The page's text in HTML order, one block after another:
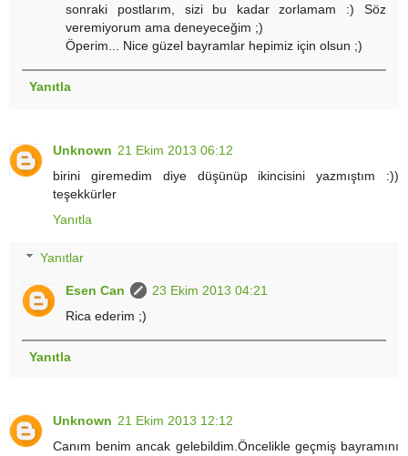
sonraki postlarım, sizi bu kadar zorlamam :) Söz
veremiyorum ama deneyeceğim ;)
Öperim... Nice güzel bayramlar hepimiz için olsun ;)
Yanıtla
Unknown 21 Ekim 2013 06:12
birini giremedim diye düşünüp ikincisini yazmıştım :))
teşekkürler
Yanıtla
Yanıtlar
Esen Can
23 Ekim 2013 04:21
Rica ederim ;)
Yanıtla
Unknown 21 Ekim 2013 12:12
Canım benim ancak gelebildim.Öncelikle geçmiş bayramını